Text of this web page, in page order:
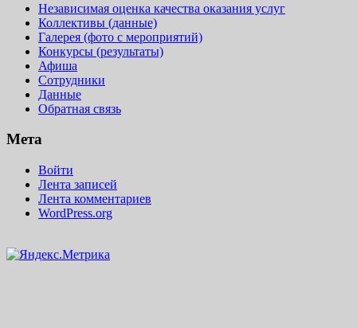
Независимая оценка качества оказания услуг
Коллективы (данные)
Галерея (фото с мероприятий)
Конкурсы (результаты)
Афиша
Сотрудники
Данные
Обратная связь
Мета
Войти
Лента записей
Лента комментариев
WordPress.org